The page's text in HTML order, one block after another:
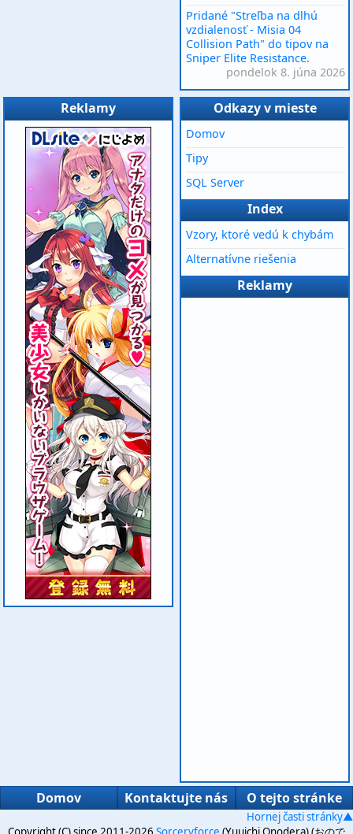
Pridané "Streľba na dlhú
vzdialenosť - Misia 04
Collision Path" do tipov na
Sniper Elite Resistance.
pondelok 8. júna 2026
Reklamy Odkazy v mieste
Domov
Tipy
SQL Server
Index
Vzory, ktoré vedú k chybám
Alternatívne riešenia
Reklamy
Domov Kontaktujte nás O tejto stránke
Hornej časti stránky▲